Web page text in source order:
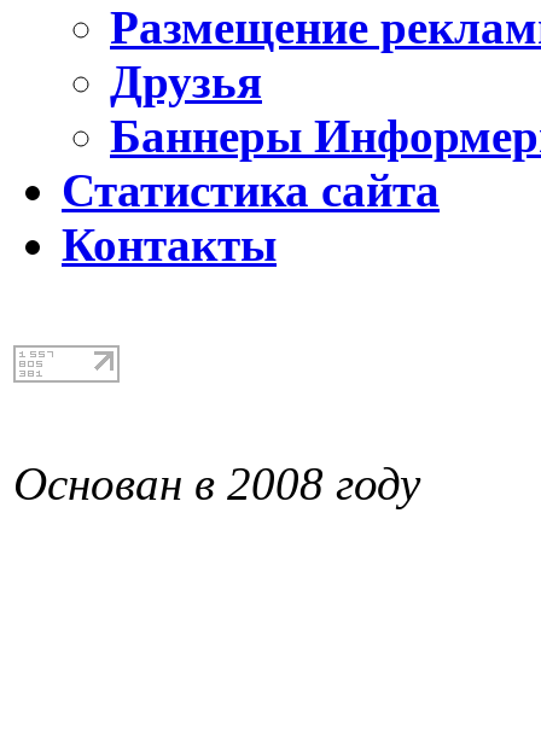
Размещение
Друзья
Баннеры
Статистика сайта
Контакты
Основан в 2008 году